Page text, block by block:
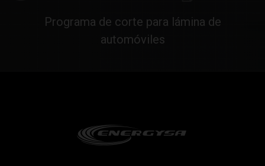
Programa de corte para lámina de
automóviles